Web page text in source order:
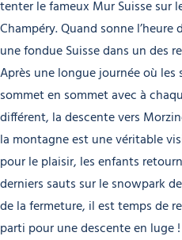
tenter le fameux Mur Suisse sur
Champéry. Quand sonne
une fondue Suisse dans un des
Après une longue journée où
sommet en sommet avec à
différent, la descente vers
la montagne est une véritable
pour le plaisir, les enfants
derniers sauts sur le snowpark
de la fermeture, il est temps de
parti pour une descente en luge !